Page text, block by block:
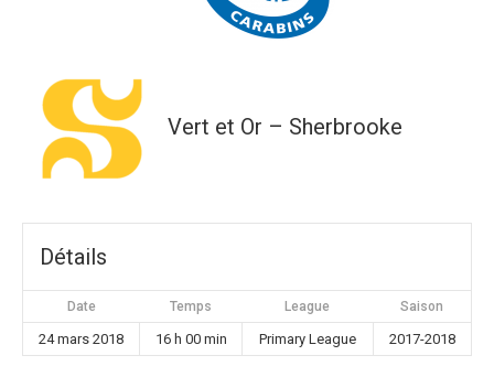
Vert et Or – Sherbrooke
Détails
Date Temps League Saison
24 mars 2018 16 h 00 min Primary League 2017-2018